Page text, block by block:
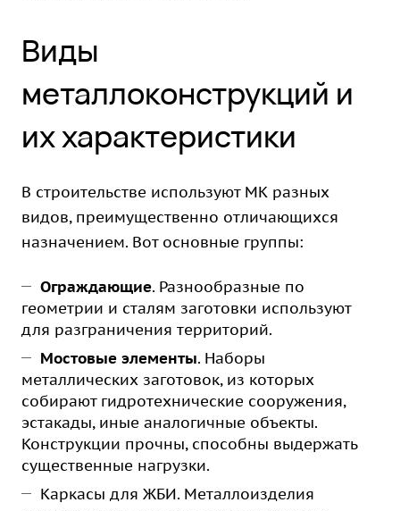
Виды
металлоконструкций и
их характеристики
В строительстве используют МК разных
видов, преимущественно отличающихся
назначением. Вот основные группы:
Ограждающие. Разнообразные по
геометрии и сталям заготовки используют
для разграничения территорий.
Мостовые элементы. Наборы
металлических заготовок, из которых
собирают гидротехнические сооружения,
эстакады, иные аналогичные объекты.
Конструкции прочны, способны выдержать
существенные нагрузки.
Каркасы для ЖБИ. Металлоизделия